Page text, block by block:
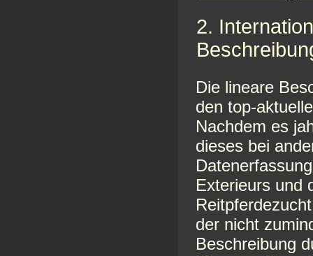
2.
Die lineare
den top-
Nachdem es
dieses bei
Exterieurs und
der nicht
Beschreibung